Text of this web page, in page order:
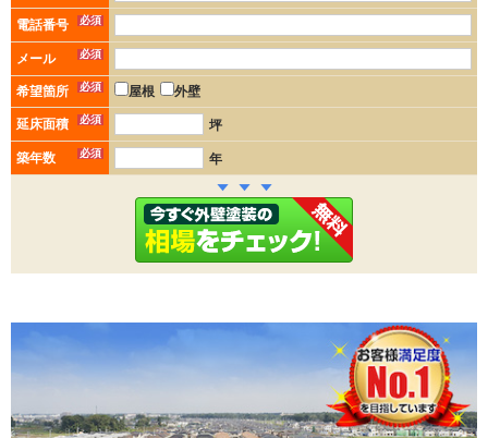
電話番号 必須
メール 必須
希望箇所 必須 屋根 外壁
延床面積 必須 坪
築年数 必須 年